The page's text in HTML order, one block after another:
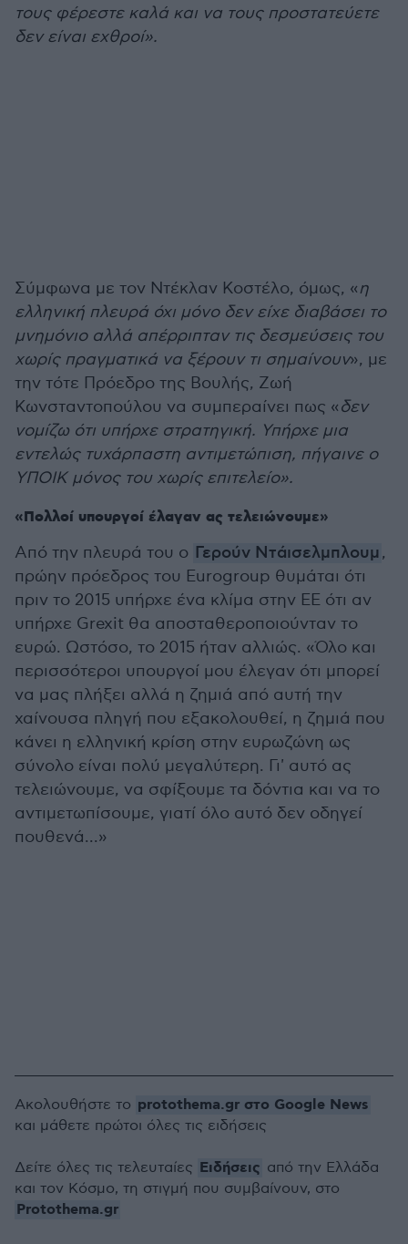
τους φέρεστε καλά και να τους προστατεύετε
δεν είναι εχθροί».
Σύμφωνα με τον Ντέκλαν Κοστέλο, όμως, «η
ελληνική πλευρά όχι μόνο δεν είχε διαβάσει το
μνημόνιο αλλά απέρριπταν τις δεσμεύσεις του
χωρίς πραγματικά να ξέρουν τι σημαίνουν», με
την τότε Πρόεδρο της Βουλής, Ζωή
Κωνσταντοπούλου να συμπεραίνει πως «δεν
νομίζω ότι υπήρχε στρατηγική. Υπήρχε μια
εντελώς τυχάρπαστη αντιμετώπιση, πήγαινε ο
ΥΠΟΙΚ μόνος του χωρίς επιτελείο».
«Πολλοί υπουργοί έλαγαν ας τελειώνουμε»
Από την πλευρά του ο Γερούν Ντάισελμπλουμ,
πρώην πρόεδρος του Eurogroup θυμάται ότι
πριν το 2015 υπήρχε ένα κλίμα στην ΕΕ ότι αν
υπήρχε Grexit θα αποσταθεροποιούνταν το
ευρώ. Ωστόσο, το 2015 ήταν αλλιώς. «Όλο και
περισσότεροι υπουργοί μου έλεγαν ότι μπορεί
να μας πλήξει αλλά η ζημιά από αυτή την
χαίνουσα πληγή που εξακολουθεί, η ζημιά που
κάνει η ελληνική κρίση στην ευρωζώνη ως
σύνολο είναι πολύ μεγαλύτερη. Γι' αυτό ας
τελειώνουμε, να σφίξουμε τα δόντια και να το
αντιμετωπίσουμε, γιατί όλο αυτό δεν οδηγεί
πουθενά...»
Ακολουθήστε το protothema.gr στο Google News
και μάθετε πρώτοι όλες τις ειδήσεις
Δείτε όλες τις τελευταίες Ειδήσεις από την Ελλάδα
και τον Κόσμο, τη στιγμή που συμβαίνουν, στο
Protothema.gr